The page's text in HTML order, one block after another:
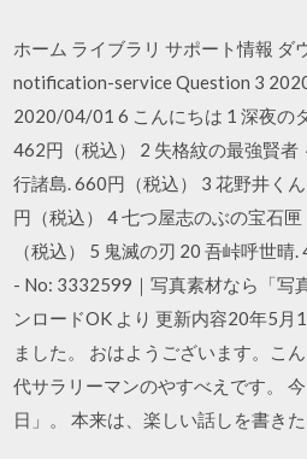
ホーム ライブラリ サポート情報 ダ
notification-service Question 3
2020/04/01 6 こんにちは 1 深夜の
462円（税込） 2 失格紋の最強賢者
行諸島. 660円（税込） 3 花野井く
円（税込） 4 七つ屋志のぶの宝石
（税込） 5 鬼滅の刃 20 吾峠呼世
- No: 3332599｜写真素材なら「写
ンロードOK より 更新内容20年5月
ました。 おはようございます。こ
代サラリーマンのやすべえです。
日」。 本来は、楽しい話しを書き